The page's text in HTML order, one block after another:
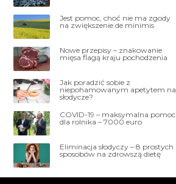
Jest pomoc, choć nie ma zgody
na zwiększenie de minimis
Nowe przepisy – znakowanie
mięsa flagą kraju pochodzenia
Jak poradzić sobie z
niepohamowanym apetytem na
słodycze?
COVID-19 – maksymalna pomoc
dla rolnika – 7000 euro
Eliminacja słodyczy – 8 prostych
sposobów na zdrowszą dietę